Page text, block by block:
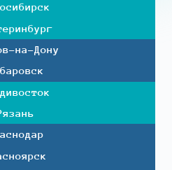
на-Дону